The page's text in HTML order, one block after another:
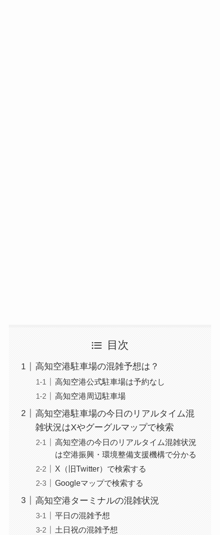
目次
高知空港駐車場の混雑予想は？
高知空港公式駐車場は予約なし
高知空港周辺駐車場
高知空港駐車場の今日のリアルタイム混
雑状況はXやグーグルマップで検索
高知空港の今日のリアルタイム混雑状況
は空港振興・環境整備支援機構で分かる
X（旧Twitter）で検索する
Googleマップで検索する
高知空港ターミナルの混雑状況
平日の混雑予想
土日祝の混雑予想